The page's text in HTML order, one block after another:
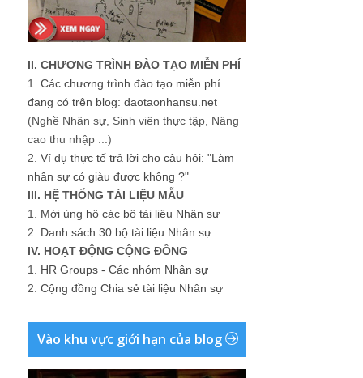
II. CHƯƠNG TRÌNH ĐÀO TẠO MIỄN PHÍ
1. Các chương trình đào tạo miễn phí
đang có trên blog: daotaonhansu.net
(Nghề Nhân sự, Sinh viên thực tập, Nâng
cao thu nhập ...)
2. Ví dụ thực tế trả lời cho câu hỏi: "Làm
nhân sự có giàu được không ?"
III. HỆ THỐNG TÀI LIỆU MẪU
1. Mời ủng hộ các bộ tài liệu Nhân sự
2. Danh sách 30 bộ tài liệu Nhân sự
IV. HOẠT ĐỘNG CỘNG ĐỒNG
1. HR Groups - Các nhóm Nhân sự
2. Cộng đồng Chia sẻ tài liệu Nhân sự
Vào khu vực giới hạn của blog